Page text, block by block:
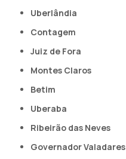
Uberlândia
Contagem
Juiz de Fora
Montes Claros
Betim
Uberaba
Ribeirão das Neves
Governador Valadares